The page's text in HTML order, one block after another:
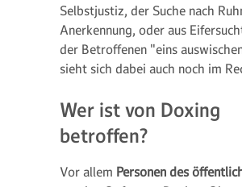
Selbstjustiz, der Suche nach
Anerkennung, oder aus
der Betroffenen "eins
sieht sich dabei auch noch im
Wer ist von Doxing
betroffen?
Vor allem Personen des